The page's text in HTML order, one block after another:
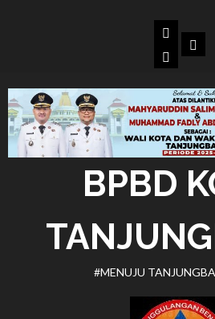
Beranda
BPBD
BPBD
#MENUJU